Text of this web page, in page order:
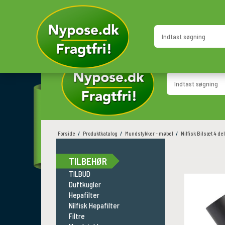
GRATIS LEVERING
i hele Danmark Direkte til døren
Forside / Produktkatalog / Mundstykker - møbel / Nilfisk Bilsæt 4
TILBEHØR
TILBUD
Duftkugler
Hepafilter
Nilfisk Hepafilter
Filtre